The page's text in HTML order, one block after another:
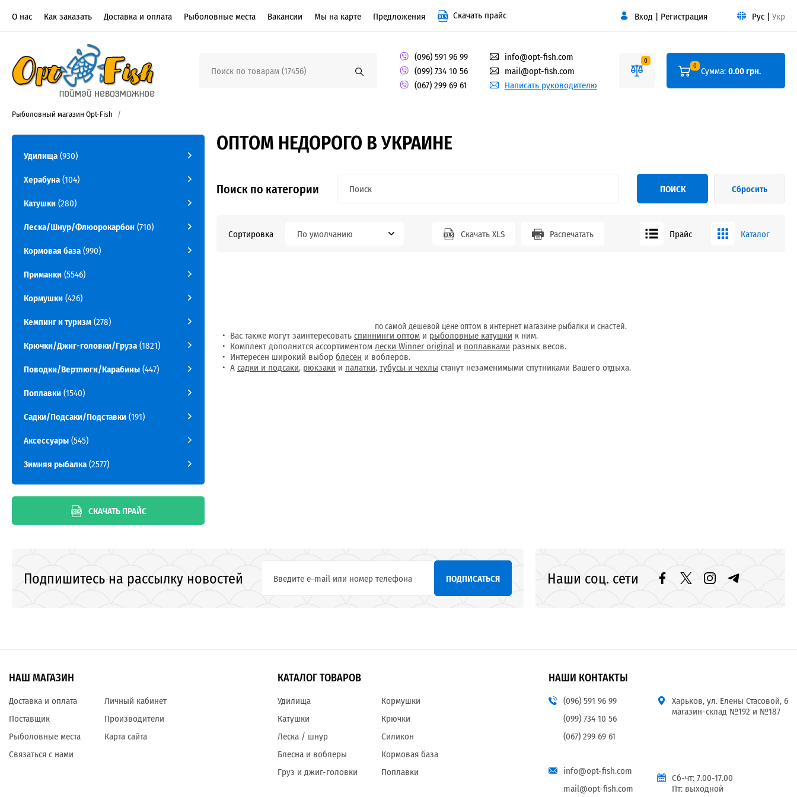
О нас Как заказать Доставка и оплата Рыболовные места Вакансии Мы на карте Предложения Скачать прайс Вход | Регистрация Рус | Укр
(096) 591 96 99
(099) 734 10 56
(067) 299 69 61
info@opt-fish.com
mail@opt-fish.com
Написать руководителю
0
0 Сумма:0.00 грн.
Рыболовный магазин Opt-Fish
ОПТОМ НЕДОРОГО В УКРАИНЕ
Поиск по категории ПОИСК Сбросить
Сортировка По умолчанию Скачать XLS Распечатать Прайс Каталог
по самой дешевой цене оптом в интернет магазине рыбалки и снастей.
Вас также могут заинтересоватьспиннинги оптом и рыболовные катушки к ним.
Комплект дополнится ассортиментомлески Winner original и поплавками разных весов.
Интересен широкий выборблесен и воблеров.
Асадки и подсаки, рюкзаки и палатки,тубусы и чехлы станут незаменимыми спутниками Вашего отдыха.
Удилища(930)
Херабуна(104)
Катушки(280)
Леска/Шнур/Флюорокарбон(710)
Кормовая база(990)
Приманки(5546)
Кормушки(426)
Кемпинг и туризм(278)
Крючки/Джиг-головки/Груза(1821)
Поводки/Вертлюги/Карабины(447)
Поплавки(1540)
Садки/Подсаки/Подставки(191)
Аксессуары(545)
Зимняя рыбалка(2577)
СКАЧАТЬ ПРАЙС
Подпишитесь на рассылку новостей ПОДПИСАТЬСЯ Наши соц. сети
НАШ МАГАЗИН
Доставка и оплата
Поставщик
Рыболовные места
Связаться с нами
Личный кабинет
Производители
Карта сайта
КАТАЛОГ ТОВАРОВ
Удилища
Катушки
Леска / шнур
Блесна и воблеры
Груз и джиг-головки
Кормушки
Крючки
Силикон
Кормовая база
Поплавки
НАШИ КОНТАКТЫ
(096) 591 96 99
(099) 734 10 56
(067) 299 69 61
info@opt-fish.com
mail@opt-fish.com
Харьков, ул. Елены Стасовой, 6
магазин-склад №192 и №187
Сб-чт: 7.00-17.00
Пт: выходной